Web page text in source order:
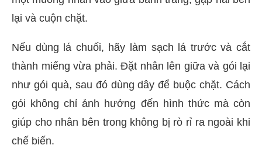
lại và cuộn chặt.
Nếu dùng lá chuối, hãy làm sạch lá trước và cắt
thành miếng vừa phải. Đặt nhân lên giữa và gói lại
như gói quà, sau đó dùng dây để buộc chặt. Cách
gói không chỉ ảnh hưởng đến hình thức mà còn
giúp cho nhân bên trong không bị rò rỉ ra ngoài khi
chế biến.